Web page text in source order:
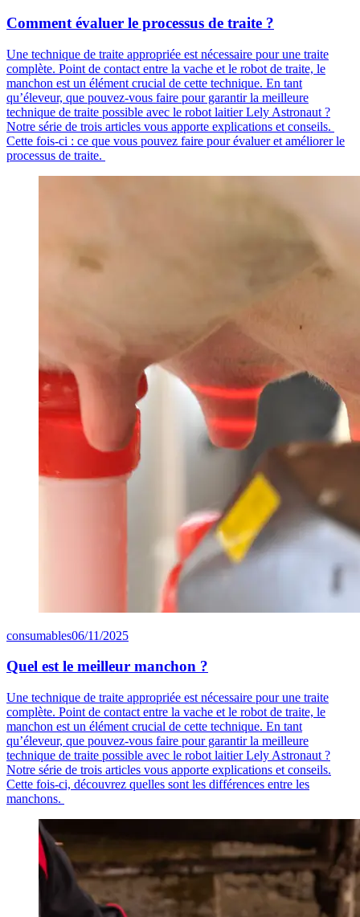
Comment évaluer le processus de traite ?
Une technique de traite appropriée est nécessaire pour une traite
complète. Point de contact entre la vache et le robot de traite, le
manchon est un élément crucial de cette technique. En tant
qu’éleveur, que pouvez-vous faire pour garantir la meilleure
technique de traite possible avec le robot laitier Lely Astronaut ?
Notre série de trois articles vous apporte explications et conseils.
Cette fois-ci : ce que vous pouvez faire pour évaluer et améliorer le
processus de traite.
consumables06/11/2025
Quel est le meilleur manchon ?
Une technique de traite appropriée est nécessaire pour une traite
complète. Point de contact entre la vache et le robot de traite, le
manchon est un élément crucial de cette technique. En tant
qu’éleveur, que pouvez-vous faire pour garantir la meilleure
technique de traite possible avec le robot laitier Lely Astronaut ?
Notre série de trois articles vous apporte explications et conseils.
Cette fois-ci, découvrez quelles sont les différences entre les
manchons.